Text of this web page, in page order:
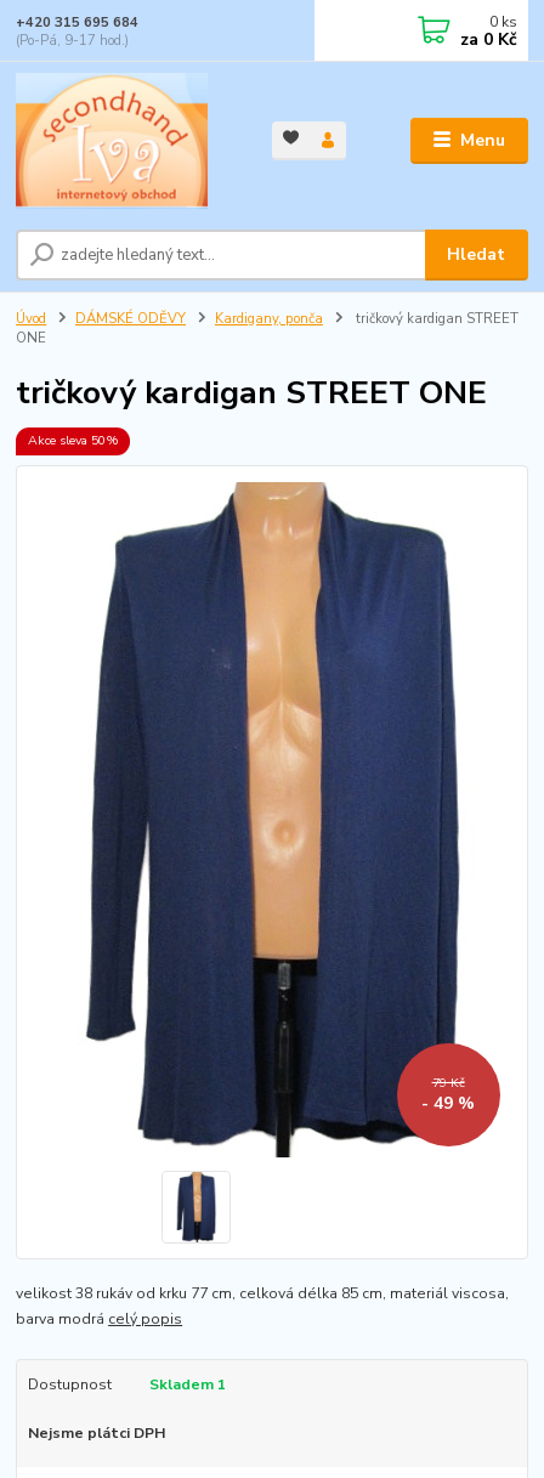
Menu
Hledat
+420 315 695 684
(Po-Pá, 9-17 hod.)
0 ks
za 0 Kč
Úvod DÁMSKÉ ODĚVY Kardigany, ponča
tričkový kardigan STREET
ONE
tričkový kardigan STREET ONE
Akce sleva 50%
79 Kč
- 49 %
velikost 38 rukáv od krku 77 cm, celková délka 85 cm, materiál viscosa,
barva modrá celý popis
Dostupnost Skladem 1
Nejsme plátci DPH